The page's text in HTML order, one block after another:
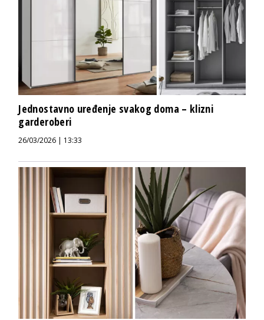
Jednostavno uređenje svakog doma – klizni
garderoberi
26/03/2026 | 13:33